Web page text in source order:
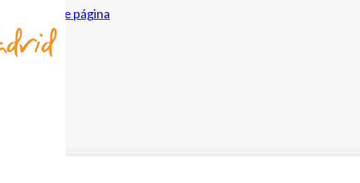
Saltar al pie de página